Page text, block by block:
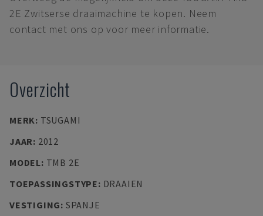
2E Zwitserse draaimachine te kopen. Neem
contact met ons op voor meer informatie.
Overzicht
MERK: TSUGAMI
JAAR: 2012
MODEL: TMB 2E
TOEPASSINGSTYPE: DRAAIEN
VESTIGING: SPANJE